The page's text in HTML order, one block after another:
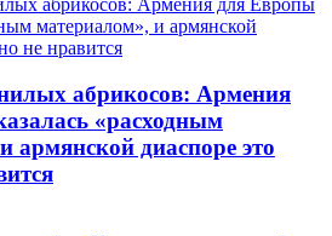
абрикосов: Армения
«расходным
армянской диаспоре это